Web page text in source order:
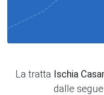
La tratta Ischia
dalle